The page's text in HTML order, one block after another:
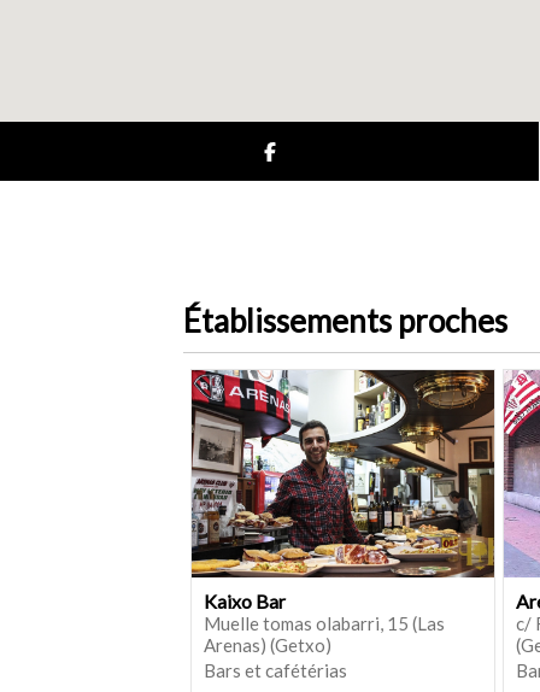
Établissements proches
Kaixo Bar
Muelle tomas olabarri, 15 (Las
Arenas) (Getxo)
Bars et cafétérias
c/